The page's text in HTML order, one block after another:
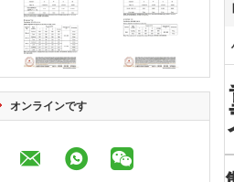
オンラインです